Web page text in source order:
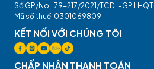
Số GP/No.: 79-217/2021/TCDL-GP LHQT
Mã số thuế: 0301069809
KẾT NỐI VỚI CHÚNG TÔI
CHẤP NHẬN THANH TOÁN